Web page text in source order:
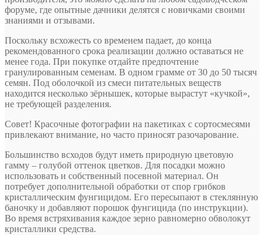
форуме, где опытные дачники делятся с новичками своими
знаниями и отзывами.
Поскольку всхожесть со временем падает, до конца
рекомендованного срока реализации должно оставаться не
менее года. При покупке отдайте предпочтение
гранулированным семенам. В одном грамме от 30 до 50 тысяч
семян. Под оболочкой из смеси питательных веществ
находится несколько зёрнышек, которые вырастут «кучкой»,
не требующей разделения.
Совет! Красочные фотографии на пакетиках с сортосмесями
привлекают внимание, но часто приносят разочарование.
Большинство всходов будут иметь природную цветовую
гамму – голубой оттенок цветков. Для посадки можно
использовать и собственный посевной материал. Он
потребует дополнительной обработки от спор грибков
кристаллическим фунгицидом. Его пересыпают в стеклянную
баночку и добавляют порошок фунгицида (по инструкции).
Во время встряхивания каждое зерно равномерно обволокут
кристаллики средства.